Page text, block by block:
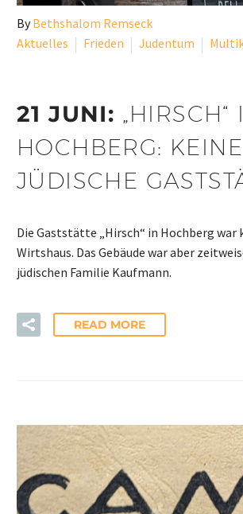
ByBethshalom Remseck
Aktuelles
Frieden Judentum
21 JUNI: „HIRSCH“
HOCHBERG: KEINE
JÜDISCHE
Die Gaststätte „Hirsch“ in Hochberg war
Wirtshaus. Das Gebäude war aber
jüdischen Familie Kaufmann.
READ MORE